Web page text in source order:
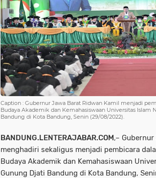
Caption : Gubernur Jawa Barat Ridwan Kamil menjadi
Budaya Akademik dan Kemahasiswaan Universitas Islam
Bandung di Kota Bandung, Senin (29/08/2022).
BANDUNG.LENTERAJABAR.COM,–
menghadiri sekaligus menjadi pembicara
Budaya Akademik dan Kemahasiswaan
Gunung Djati Bandung di Kota Bandung,